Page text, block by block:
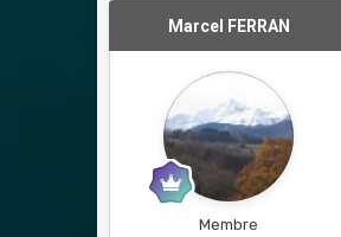
Marcel FERRAN
Membre